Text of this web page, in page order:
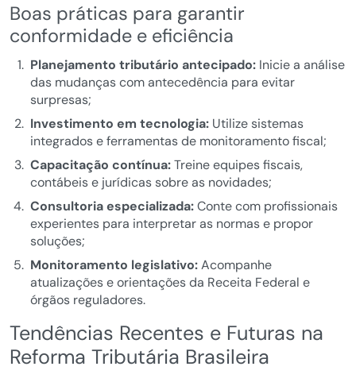
Boas práticas para garantir
conformidade e eficiência
Planejamento tributário antecipado:Inicie a análise
das mudanças com antecedência para evitar
surpresas;
Investimento em tecnologia:Utilize sistemas
integrados e ferramentas de monitoramento fiscal;
Capacitação contínua:Treine equipes fiscais,
contábeis e jurídicas sobre as novidades;
Consultoria especializada:Conte com profissionais
experientes para interpretar as normas e propor
soluções;
Monitoramento legislativo:Acompanhe
atualizações e orientações da Receita Federal e
órgãos reguladores.
Tendências Recentes e Futuras na
Reforma Tributária Brasileira